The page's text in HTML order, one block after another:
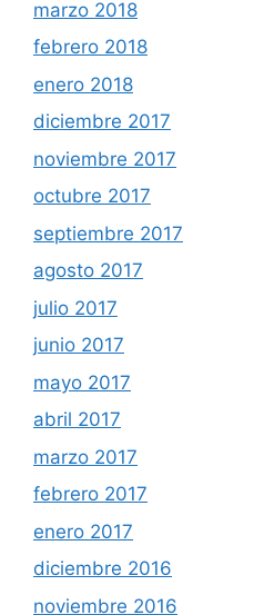
marzo 2018
febrero 2018
enero 2018
diciembre 2017
noviembre 2017
octubre 2017
septiembre 2017
agosto 2017
julio 2017
junio 2017
mayo 2017
abril 2017
marzo 2017
febrero 2017
enero 2017
diciembre 2016
noviembre 2016